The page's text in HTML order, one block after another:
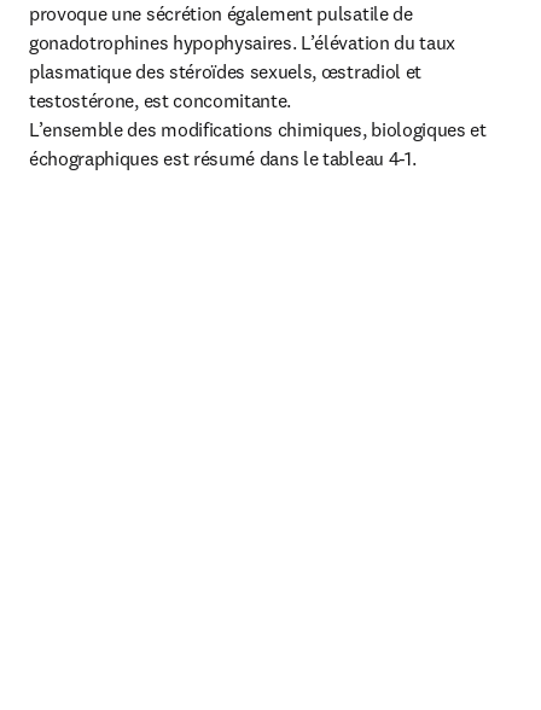
provoque une sécrétion également pulsatile de
gonadotrophines hypophysaires. L’élévation du taux
plasmatique des stéroïdes sexuels, œstradiol et
testostérone, est concomitante.
L’ensemble des modifications chimiques, biologiques et
échographiques est résumé dans le tableau 4-1.